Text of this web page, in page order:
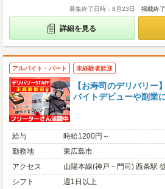
募集終了日時：8月23日 掲載終
詳細を見る
アルバイト・パート 未経験者歓迎
【お寿司のデリバリー
バイトデビューや副業
給与
時給1200円～
勤務地
東広島市
アクセス
山陽本線(神戸－門司) 西条駅
シフト
週1日以上